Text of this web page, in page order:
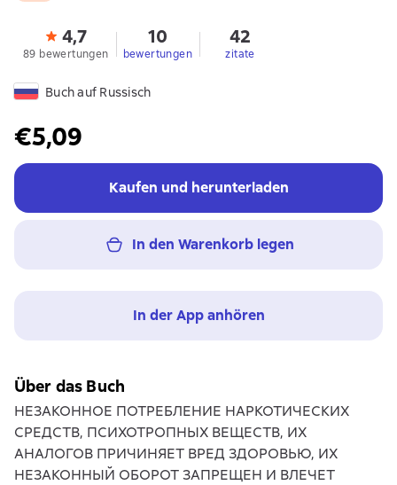
4,7
89 bewertungen
10
bewertungen
42
zitate
Buch auf Russisch
€5,09
Kaufen und herunterladen
In den Warenkorb legen
In der App anhören
Über das Buch
НЕЗАКОННОЕ ПОТРЕБЛЕНИЕ НАРКОТИЧЕСКИХ
СРЕДСТВ, ПСИХОТРОПНЫХ ВЕЩЕСТВ, ИХ
АНАЛОГОВ ПРИЧИНЯЕТ ВРЕД ЗДОРОВЬЮ, ИХ
НЕЗАКОННЫЙ ОБОРОТ ЗАПРЕЩЕН И ВЛЕЧЕТ